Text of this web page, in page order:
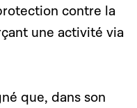
contre la
une activité via
que, dans son